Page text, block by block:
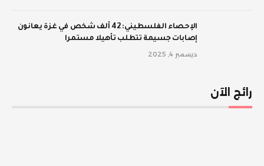
الإحصاء الفلسطيني: 42 ألف شخص في غزة يعانون
إصابات جسيمة تتطلب تأهيلا مستمرا
ديسمبر 4, 2025
رائج الآن